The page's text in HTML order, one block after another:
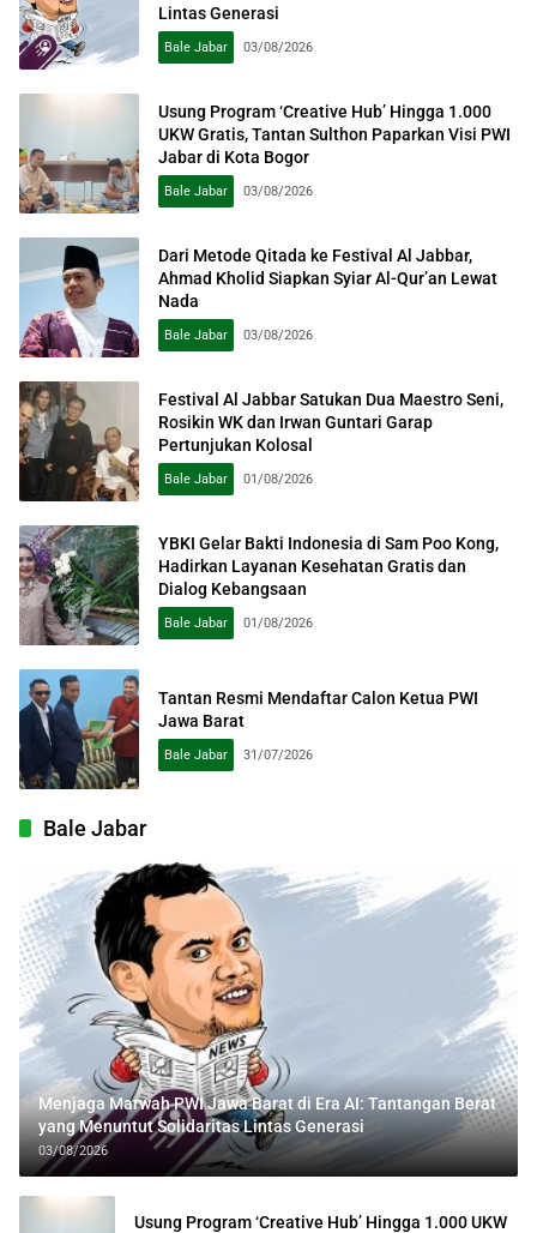
Lintas Generasi
Bale Jabar 03/08/2026
Usung Program ‘Creative Hub’ Hingga 1.000
UKW Gratis, Tantan Sulthon Paparkan Visi PWI
Jabar di Kota Bogor
Bale Jabar 03/08/2026
Dari Metode Qitada ke Festival Al Jabbar,
Ahmad Kholid Siapkan Syiar Al-Qur’an Lewat
Nada
Bale Jabar 03/08/2026
Festival Al Jabbar Satukan Dua Maestro Seni,
Rosikin WK dan Irwan Guntari Garap
Pertunjukan Kolosal
Bale Jabar 01/08/2026
YBKI Gelar Bakti Indonesia di Sam Poo Kong,
Hadirkan Layanan Kesehatan Gratis dan
Dialog Kebangsaan
Bale Jabar 01/08/2026
Tantan Resmi Mendaftar Calon Ketua PWI
Jawa Barat
Bale Jabar 31/07/2026
Bale Jabar
Menjaga Marwah PWI Jawa Barat di Era AI: Tantangan Berat
yang Menuntut Solidaritas Lintas Generasi
03/08/2026
Usung Program ‘Creative Hub’ Hingga 1.000 UKW